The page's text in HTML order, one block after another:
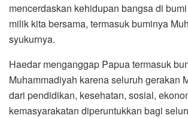
mencerdaskan kehidupan bangsa di
milik kita bersama, termasuk buminya
syukurnya.
Haedar menganggap Papua termasuk
Muhammadiyah karena seluruh gerakan
dari pendidikan, kesehatan, sosial,
kemasyarakatan diperuntukkan bagi